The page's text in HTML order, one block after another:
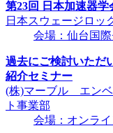
第23回 日本加速器学
日本スウェージロッ
会場：仙台国
過去にご検討いただ
紹介セミナー
(株)マーブル エン
ト事業部
会場：オンライ